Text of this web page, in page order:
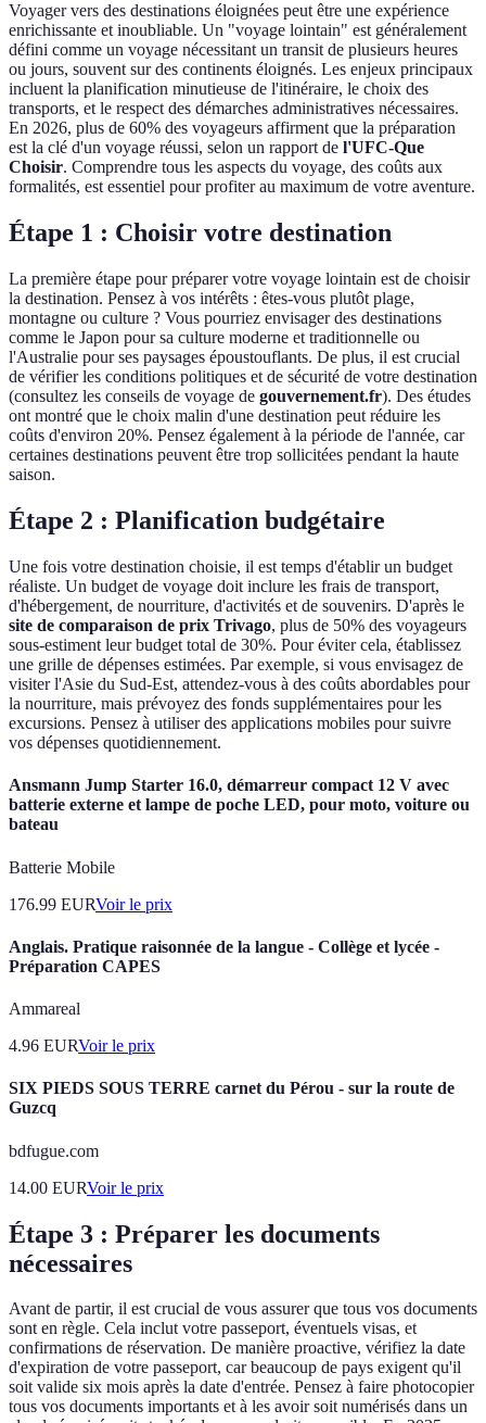
Voyager vers des destinations éloignées peut être une expérience
enrichissante et inoubliable. Un "voyage lointain" est généralement
défini comme un voyage nécessitant un transit de plusieurs heures
ou jours, souvent sur des continents éloignés. Les enjeux principaux
incluent la planification minutieuse de l'itinéraire, le choix des
transports, et le respect des démarches administratives nécessaires.
En 2026, plus de 60% des voyageurs affirment que la préparation
est la clé d'un voyage réussi, selon un rapport de l'UFC-Que
Choisir. Comprendre tous les aspects du voyage, des coûts aux
formalités, est essentiel pour profiter au maximum de votre aventure.
Étape 1 : Choisir votre destination
La première étape pour préparer votre voyage lointain est de choisir
la destination. Pensez à vos intérêts : êtes-vous plutôt plage,
montagne ou culture ? Vous pourriez envisager des destinations
comme le Japon pour sa culture moderne et traditionnelle ou
l'Australie pour ses paysages époustouflants. De plus, il est crucial
de vérifier les conditions politiques et de sécurité de votre destination
(consultez les conseils de voyage de gouvernement.fr). Des études
ont montré que le choix malin d'une destination peut réduire les
coûts d'environ 20%. Pensez également à la période de l'année, car
certaines destinations peuvent être trop sollicitées pendant la haute
saison.
Étape 2 : Planification budgétaire
Une fois votre destination choisie, il est temps d'établir un budget
réaliste. Un budget de voyage doit inclure les frais de transport,
d'hébergement, de nourriture, d'activités et de souvenirs. D'après le
site de comparaison de prix Trivago, plus de 50% des voyageurs
sous-estiment leur budget total de 30%. Pour éviter cela, établissez
une grille de dépenses estimées. Par exemple, si vous envisagez de
visiter l'Asie du Sud-Est, attendez-vous à des coûts abordables pour
la nourriture, mais prévoyez des fonds supplémentaires pour les
excursions. Pensez à utiliser des applications mobiles pour suivre
vos dépenses quotidiennement.
Ansmann Jump Starter 16.0, démarreur compact 12 V avec
batterie externe et lampe de poche LED, pour moto, voiture ou
bateau
Batterie Mobile
176.99 EURVoir le prix
Anglais. Pratique raisonnée de la langue - Collège et lycée -
Préparation CAPES
Ammareal
4.96 EURVoir le prix
SIX PIEDS SOUS TERRE carnet du Pérou - sur la route de
Guzcq
bdfugue.com
14.00 EURVoir le prix
Étape 3 : Préparer les documents
nécessaires
Avant de partir, il est crucial de vous assurer que tous vos documents
sont en règle. Cela inclut votre passeport, éventuels visas, et
confirmations de réservation. De manière proactive, vérifiez la date
d'expiration de votre passeport, car beaucoup de pays exigent qu'il
soit valide six mois après la date d'entrée. Pensez à faire photocopier
tous vos documents importants et à les avoir soit numérisés dans un